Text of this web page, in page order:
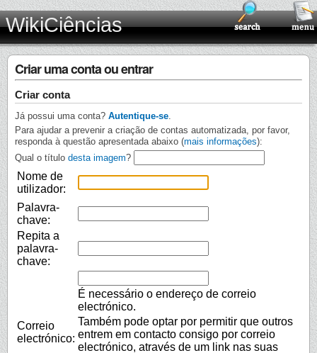
WikiCiências
Criar uma conta ou entrar
Criar conta
Já possui uma conta? Autentique-se
Para ajudar a prevenir a criação de contas automatizada, por favor,
responda à questão apresentada abaixo (mais informações):
Qual o título desta imagem?
Nome de
utilizador:
Palavra-
chave:
Repita a
palavra-
chave:
Correio
electrónico:
É necessário o endereço de correio
electrónico.
Também pode optar por permitir que outros
entrem em contacto consigo por correio
electrónico, através de um link nas suas